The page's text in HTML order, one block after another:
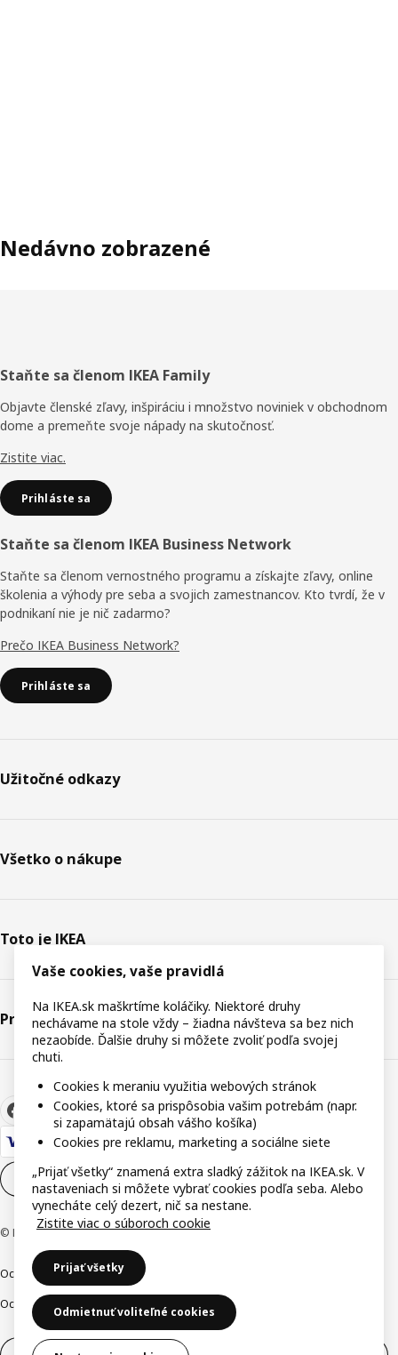
Nedávno zobrazené
Päta
stránky
Staňte sa členom IKEA Family
Objavte členské zľavy, inšpiráciu i množstvo noviniek v obchodnom
dome a premeňte svoje nápady na skutočnosť.
Zistite viac.
Prihláste sa
Staňte sa členom IKEA Business Network
Staňte sa členom vernostného programu a získajte zľavy, online
školenia a výhody pre seba a svojich zamestnancov. Kto tvrdí, že v
podnikaní nie je nič zadarmo?
Prečo IKEA Business Network?
Prihláste sa
Užitočné odkazy
Všetko o nákupe
Toto je IKEA
Právne informácie
Nastavenia súborov cookie SK
© Inter IKEA Systems B.V. 1999-2026
Ochrana osobných údajov Cookies
Ochrana Oznamovateľov
Digitálna prístupnosť
Vaše cookies, vaše pravidlá
Na IKEA.sk maškrtíme koláčiky. Niektoré druhy
nechávame na stole vždy – žiadna návšteva sa bez nich
nezaobíde. Ďalšie druhy si môžete zvoliť podľa svojej
chuti.
Cookies k meraniu využitia webových stránok
Cookies, ktoré sa prispôsobia vašim potrebám (napr.
si zapamätajú obsah vášho košíka)
Cookies pre reklamu, marketing a sociálne siete
„Prijať všetky“ znamená extra sladký zážitok na IKEA.sk. V
nastaveniach si môžete vybrať cookies podľa seba. Alebo
vynecháte celý dezert, nič sa nestane.
Zistite viac o súboroch cookie
Prijať všetky
Odmietnuť voliteľné cookies